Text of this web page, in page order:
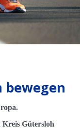
bewegen
Gütersloh